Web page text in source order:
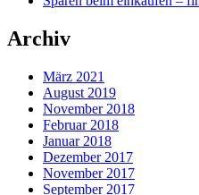
Archiv
März 2021
August 2019
November 2018
Februar 2018
Januar 2018
Dezember 2017
November 2017
September 2017